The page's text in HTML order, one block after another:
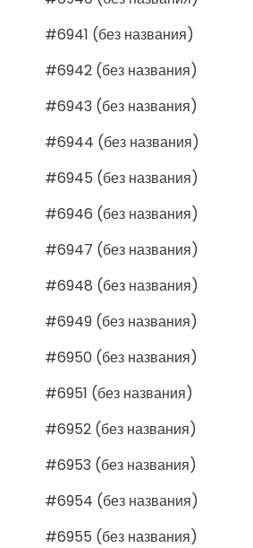
#6941 (без названия)
#6942 (без названия)
#6943 (без названия)
#6944 (без названия)
#6945 (без названия)
#6946 (без названия)
#6947 (без названия)
#6948 (без названия)
#6949 (без названия)
#6950 (без названия)
#6951 (без названия)
#6952 (без названия)
#6953 (без названия)
#6954 (без названия)
#6955 (без названия)